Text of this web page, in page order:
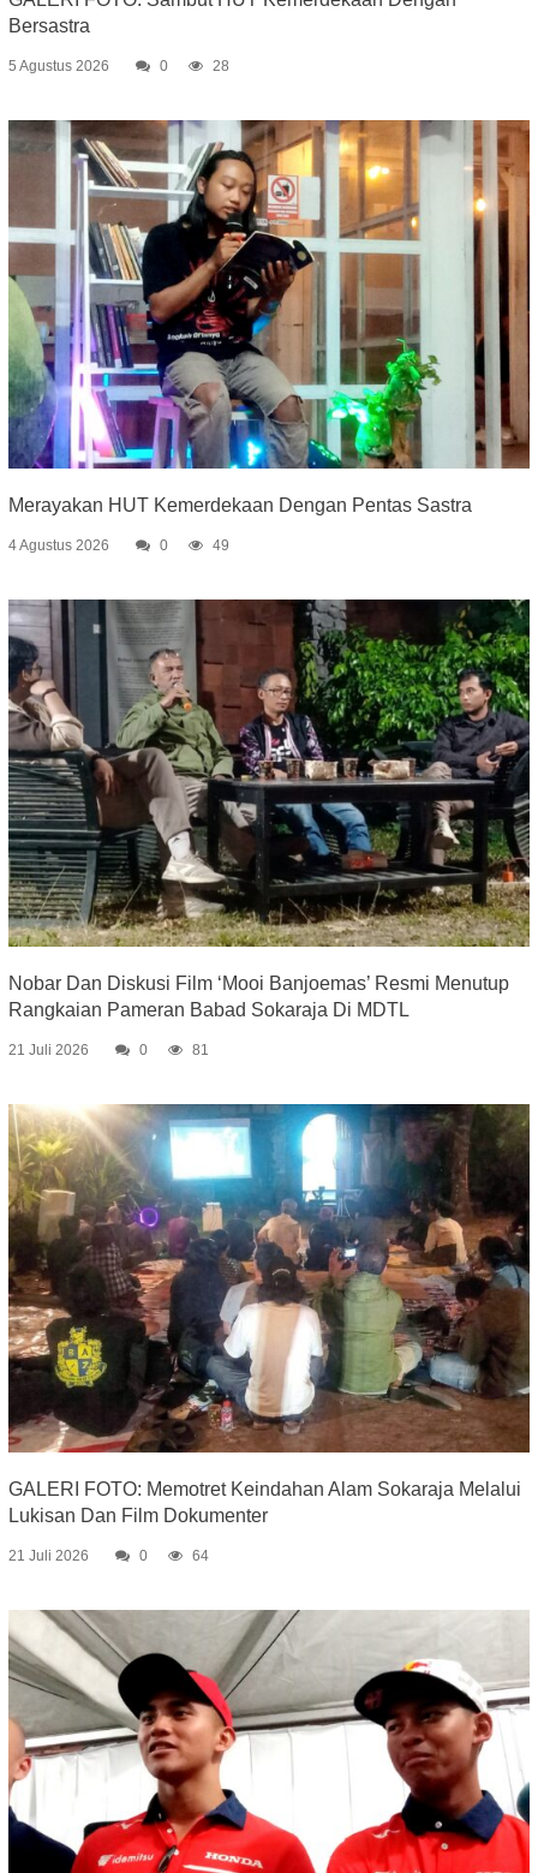
Bersastra
5 Agustus 2026 0 28
Merayakan HUT Kemerdekaan Dengan Pentas Sastra
4 Agustus 2026 0 49
Nobar Dan Diskusi Film ‘Mooi Banjoemas’ Resmi Menutup
Rangkaian Pameran Babad Sokaraja Di MDTL
21 Juli 2026 0 81
GALERI FOTO: Memotret Keindahan Alam Sokaraja Melalui
Lukisan Dan Film Dokumenter
21 Juli 2026 0 64